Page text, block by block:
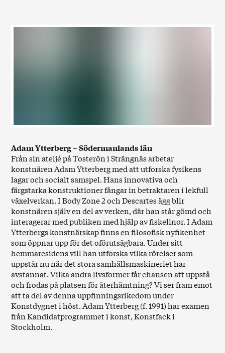
Adam Ytterberg – Södermanlands län
Från sin ateljé på Tosterön i Strängnäs arbetar
konstnären Adam Ytterberg med att utforska fysikens
lagar och socialt samspel. Hans innovativa och
färgstarka konstruktioner fångar in betraktaren i lekfull
växelverkan. I Body Zone 2 och Descartes ägg blir
konstnären själv en del av verken, där han står gömd och
interagerar med publiken med hjälp av fiskelinor. I Adam
Ytterbergs konstnärskap finns en filosofisk nyfikenhet
som öppnar upp för det oförutsägbara. Under sitt
hemmaresidens vill han utforska vilka rörelser som
uppstår nu när det stora samhällsmaskineriet har
avstannat. Vilka andra livsformer får chansen att uppstå
och frodas på platsen för återhämtning? Vi ser fram emot
att ta del av denna uppfinningsrikedom under
Konstdygnet i höst. Adam Ytterberg (f. 1991) har examen
från Kandidatprogrammet i konst, Konstfack i
Stockholm.